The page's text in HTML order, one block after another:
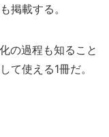
掲載する。
の過程も知ること
て使える1冊だ。